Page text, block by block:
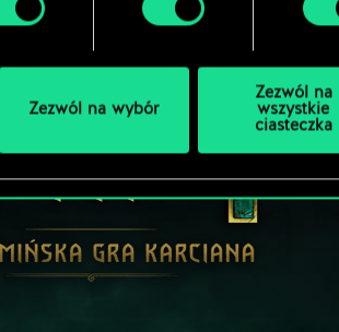
Zezwól na wybór
Zezwól na
wszystkie
ciasteczka